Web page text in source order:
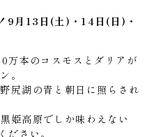
9 月 13 日 (土 ) ・ 14 日 ( 日 ) ・
万本のコスモスとダリアが
。
尻湖の青と朝日に照らされ
姫高原でしか味わえない
さい。